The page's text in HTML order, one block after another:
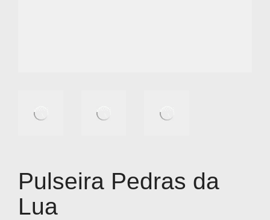
Pulseira Pedras da
Lua